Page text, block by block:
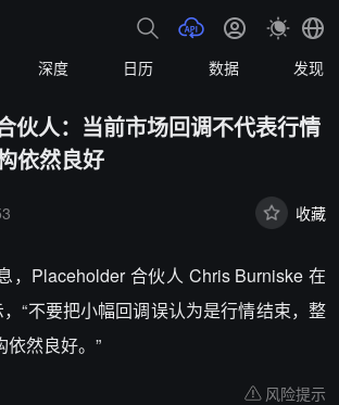
深度 日历 数据 发现
伙人：当前市场回调不代表行情
依然良好
收藏
，Placeholder 合伙人 Chris Burniske 在
“不要把小幅回调误认为是行情结束，整
依然良好。”
风险提示